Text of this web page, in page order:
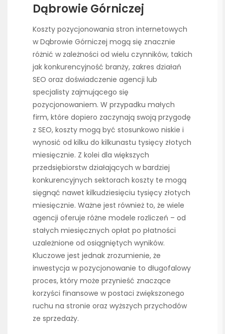
Dąbrowie Górniczej
Koszty pozycjonowania stron internetowych
w Dąbrowie Górniczej mogą się znacznie
różnić w zależności od wielu czynników, takich
jak konkurencyjność branży, zakres działań
SEO oraz doświadczenie agencji lub
specjalisty zajmującego się
pozycjonowaniem. W przypadku małych
firm, które dopiero zaczynają swoją przygodę
z SEO, koszty mogą być stosunkowo niskie i
wynosić od kilku do kilkunastu tysięcy złotych
miesięcznie. Z kolei dla większych
przedsiębiorstw działających w bardziej
konkurencyjnych sektorach koszty te mogą
sięgnąć nawet kilkudziesięciu tysięcy złotych
miesięcznie. Ważne jest również to, że wiele
agencji oferuje różne modele rozliczeń – od
stałych miesięcznych opłat po płatności
uzależnione od osiągniętych wyników.
Kluczowe jest jednak zrozumienie, że
inwestycja w pozycjonowanie to długofalowy
proces, który może przynieść znaczące
korzyści finansowe w postaci zwiększonego
ruchu na stronie oraz wyższych przychodów
ze sprzedaży.